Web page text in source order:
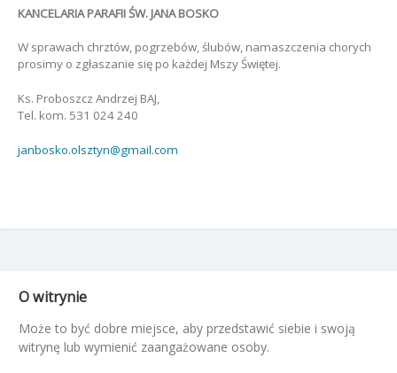
KANCELARIA PARAFII ŚW. JANA BOSKO
W sprawach chrztów, pogrzebów, ślubów, namaszczenia chorych
prosimy o zgłaszanie się po każdej Mszy Świętej.
Ks. Proboszcz Andrzej BAJ,
Tel. kom. 531 024 240
janbosko.olsztyn@gmail.com
O witrynie
Może to być dobre miejsce, aby przedstawić siebie i swoją
witrynę lub wymienić zaangażowane osoby.